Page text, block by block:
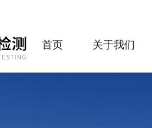
首页 关于我们